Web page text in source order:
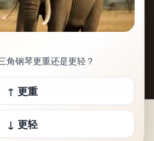
Is It. 保留所有权利。